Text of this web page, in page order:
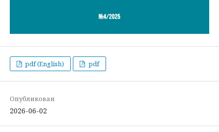
pdf (English) pdf
Опубликован
2026-06-02